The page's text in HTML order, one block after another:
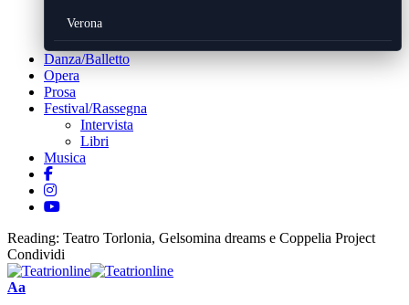
Verona
Danza/Balletto
Opera
Prosa
Festival/Rassegna
Intervista
Libri
Musica
Reading: Teatro Torlonia, Gelsomina dreams e Coppelia Project
Condividi
Font
Aa